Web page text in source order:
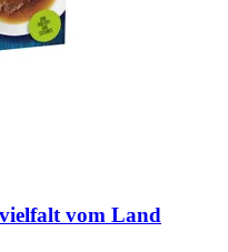
vom Land